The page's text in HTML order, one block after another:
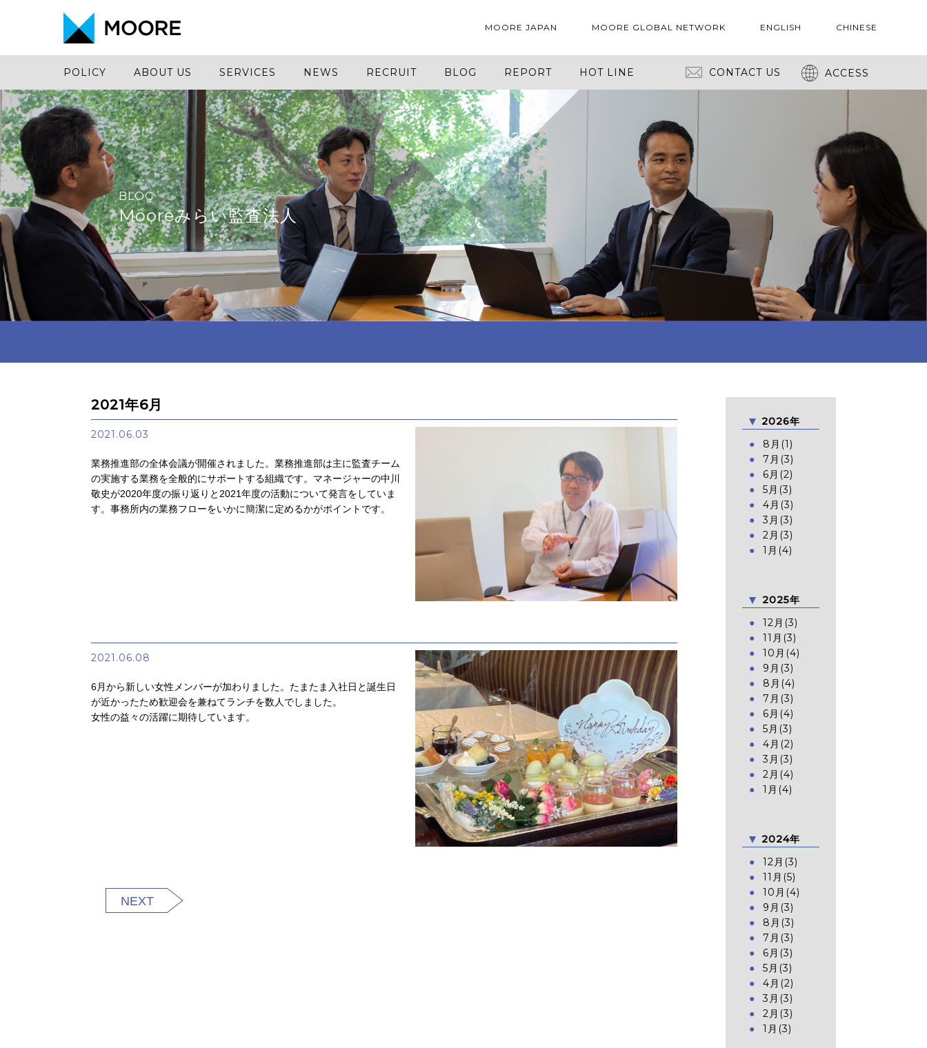
MOORE JAPAN MOORE GLOBAL NETWORK ENGLISH CHINESE
POLICY ABOUT US SERVICES NEWS RECRUIT BLOG REPORT HOT LINE CONTACT US ACCESS
BLOG
Mooreみらい監査法人
2021年6月
2021.06.03
業務推進部の全体会議が開催されました。業務推進部は主に監査チーム
の実施する業務を全般的にサポートする組織です。マネージャーの中川
敬史が2020年度の振り返りと2021年度の活動について発言をしていま
す。事務所内の業務フローをいかに簡潔に定めるかがポイントです。
2021.06.08
6月から新しい女性メンバーが加わりました。たまたま入社日と誕生日
が近かったため歓迎会を兼ねてランチを数人でしました。
女性の益々の活躍に期待しています。
NEXT
2026年
8月(1)
7月(3)
6月(2)
5月(3)
4月(3)
3月(3)
2月(3)
1月(4)
2025年
12月(3)
11月(3)
10月(4)
9月(3)
8月(4)
7月(3)
6月(4)
5月(3)
4月(2)
3月(3)
2月(4)
1月(4)
2024年
12月(3)
11月(5)
10月(4)
9月(3)
8月(3)
7月(3)
6月(3)
5月(3)
4月(2)
3月(3)
2月(3)
1月(3)